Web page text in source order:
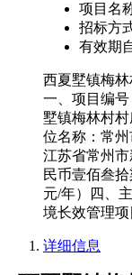
项目名
招标方
有效期
西夏墅镇梅
一、项目编号
墅镇梅林村
位名称：常
江苏省常州
民币壹佰叁
元/年）四、
境长效管理
详细信息